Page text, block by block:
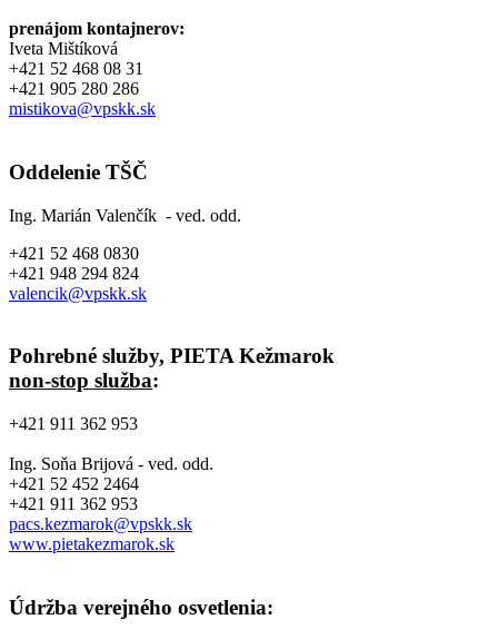
prenájom kontajnerov:
Iveta Mištíková
+421 52 468 08 31
+421 905 280 286
mistikova@vpskk.sk
Oddelenie TŠČ
Ing. Marián Valenčík - ved. odd.
+421 52 468 0830
+421 948 294 824
valencik@vpskk.sk
Pohrebné služby, PIETA Kežmarok
non-stop služba:
+421 911 362 953
Ing. Soňa Brijová - ved. odd.
+421 52 452 2464
+421 911 362 953
pacs.kezmarok@vpskk.sk
www.pietakezmarok.sk
Údržba verejného osvetlenia: